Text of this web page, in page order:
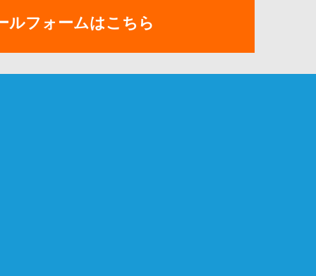
ルフォームはこちら